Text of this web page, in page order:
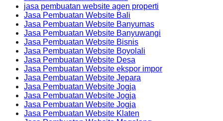
jasa pembuatan website agen properti
Jasa Pembuatan Website Bali
Jasa Pembuatan Website Banyumas
Jasa Pembuatan Website Banyuwangi
Jasa Pembuatan Website Bisnis
Jasa Pembuatan Website Boyolali
Jasa Pembuatan Website Desa
Jasa Pembuatan Website ekspor impor
Jasa Pembuatan Website Jepara
Jasa Pembuatan Website Jogja
Jasa Pembuatan Website Jogja
Jasa Pembuatan Website Jogja
Jasa Pembuatan Website Klaten